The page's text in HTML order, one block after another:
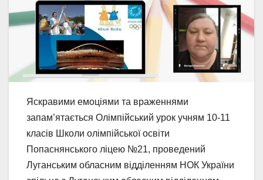
Яскравими емоціями та враженнями
запам’ятається Олімпійський урок учням 10-11
класів Школи олімпійської освіти
Попаснянського ліцею №21, проведений
Луганським обласним відділенням НОК України